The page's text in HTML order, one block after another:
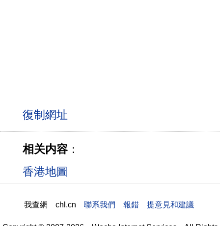
相关内容：
香港地圖
我查網 chl.cn 聯系我們 報錯 提意見和建議